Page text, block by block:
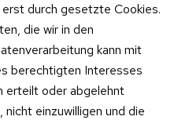
durch gesetzte Cookies.
die wir in den
kann mit
berechtigten Interesses
erteilt oder abgelehnt
einzuwilligen und die